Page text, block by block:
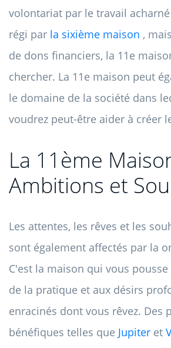
volontariat par le travail
régi par la sixième maison ,
de dons financiers, la 11e
chercher. La 11e maison peut
le domaine de la société dans
voudrez peut-être aider à créer
La 11ème
Ambitions et
Les attentes, les rêves et les
sont également affectés par la
C'est la maison qui vous
de la pratique et aux désirs
enracinés dont vous rêvez. Des
bénéfiques telles que Jupiter et